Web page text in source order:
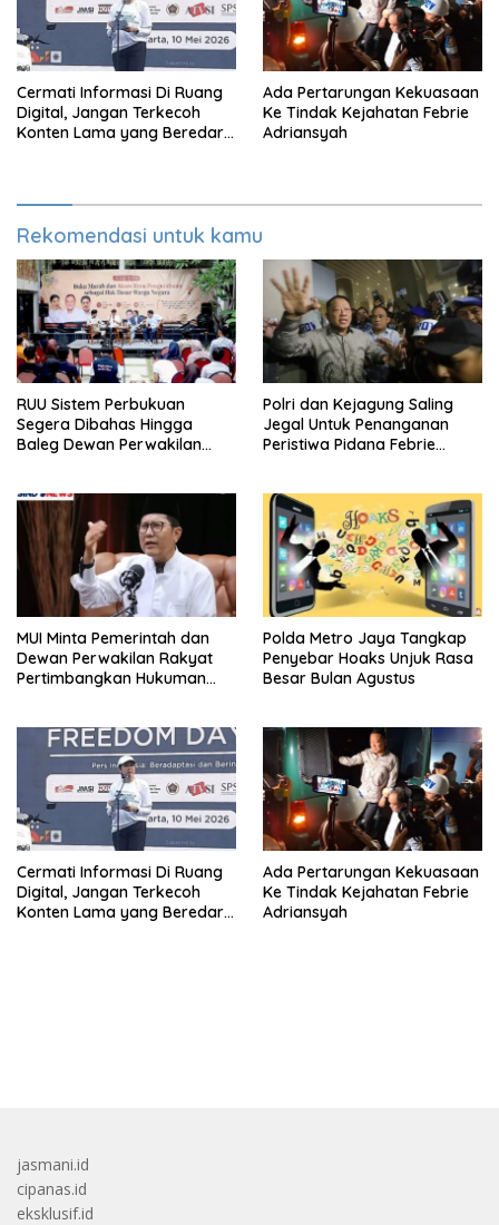
Cermati Informasi Di Ruang
Digital, Jangan Terkecoh
Konten Lama yang Beredar
Ada Pertarungan Kekuasaan
Ke Tindak Kejahatan Febrie
Adriansyah
Rekomendasi untuk kamu
RUU Sistem Perbukuan
Segera Dibahas Hingga
Baleg Dewan Perwakilan
Polri dan Kejagung Saling
Jegal Untuk Penanganan
Peristiwa Pidana Febrie
MUI Minta Pemerintah dan
Dewan Perwakilan Rakyat
Pertimbangkan Hukuman
Polda Metro Jaya Tangkap
Penyebar Hoaks Unjuk Rasa
Besar Bulan Agustus
Cermati Informasi Di Ruang
Digital, Jangan Terkecoh
Konten Lama yang Beredar
Ada Pertarungan Kekuasaan
Ke Tindak Kejahatan Febrie
Adriansyah
jasmani.id
cipanas.id
eksklusif.id